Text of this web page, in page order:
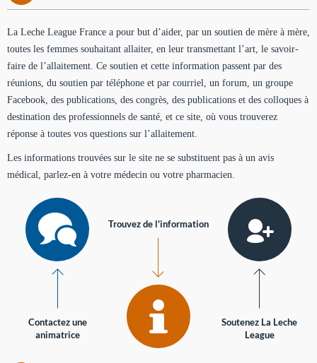
La Leche League France a pour but d’aider, par un soutien de mère à mère,
toutes les femmes souhaitant allaiter, en leur transmettant l’art, le savoir-
faire de l’allaitement. Ce soutien et cette information passent par des
réunions, du soutien par téléphone et par courriel, un forum, un groupe
Facebook, des publications, des congrès, des publications et des colloques à
destination des professionnels de santé, et ce site, où vous trouverez
réponse à toutes vos questions sur l’allaitement.
Les informations trouvées sur le site ne se substituent pas à un avis
médical, parlez-en à votre médecin ou votre pharmacien.
Contactez une
animatrice
Trouvez de l'information
Soutenez La Leche
League